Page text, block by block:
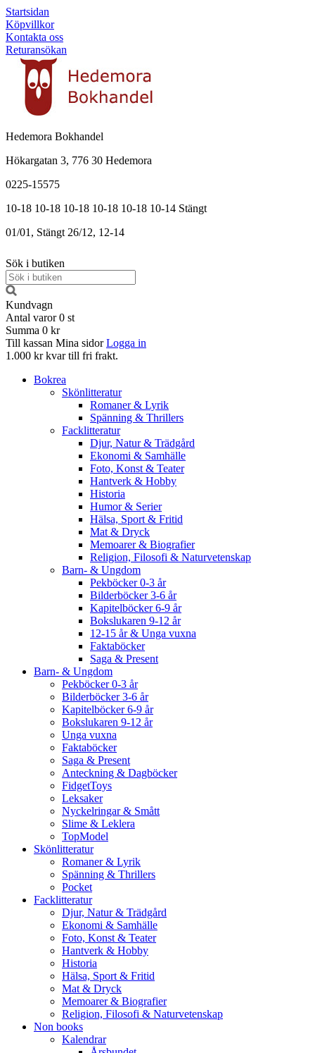
Startsidan
Köpvillkor
Kontakta oss
Returansökan
Hedemora Bokhandel
Hökargatan 3, 776 30 Hedemora
0225-15575
10-18 10-18 10-18 10-18 10-18 10-14 Stängt
01/01, Stängt 26/12, 12-14
Sök i butiken
Kundvagn
Antal varor 0 st
Summa 0 kr
Till kassan Mina sidor Logga in
1.000 kr kvar till fri frakt.
Bokrea
Skönlitteratur
Romaner & Lyrik
Spänning & Thrillers
Facklitteratur
Djur, Natur & Trädgård
Ekonomi & Samhälle
Foto, Konst & Teater
Hantverk & Hobby
Historia
Humor & Serier
Hälsa, Sport & Fritid
Mat & Dryck
Memoarer & Biografier
Religion, Filosofi & Naturvetenskap
Barn- & Ungdom
Pekböcker 0-3 år
Bilderböcker 3-6 år
Kapitelböcker 6-9 år
Bokslukaren 9-12 år
12-15 år & Unga vuxna
Faktaböcker
Saga & Present
Barn- & Ungdom
Pekböcker 0-3 år
Bilderböcker 3-6 år
Kapitelböcker 6-9 år
Bokslukaren 9-12 år
Unga vuxna
Faktaböcker
Saga & Present
Anteckning & Dagböcker
FidgetToys
Leksaker
Nyckelringar & Smått
Slime & Leklera
TopModel
Skönlitteratur
Romaner & Lyrik
Spänning & Thrillers
Pocket
Facklitteratur
Djur, Natur & Trädgård
Ekonomi & Samhälle
Foto, Konst & Teater
Hantverk & Hobby
Historia
Hälsa, Sport & Fritid
Mat & Dryck
Memoarer & Biografier
Religion, Filosofi & Naturvetenskap
Non books
Kalendrar